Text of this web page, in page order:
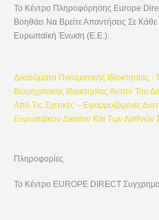
Σ
Η
Α
Το Κέντρο Πληροφόρησης Europe
Βοηθάει Να Βρείτε Απαντήσεις Σε
Ευρωπαϊκή Ένωση (Ε.Ε.).
Δικαιώματα Πνευματικής Ιδιοκτησίας
Βιομηχανικής Ιδιοκτησίας Αυτού Του
Από Τις Σχετικές – Εφαρμοζόμενες
Ευρωπαϊκού Δικαίου Και Των Διεθνών
Πληροφορίες
Το Κέντρο EUROPE DIRECT